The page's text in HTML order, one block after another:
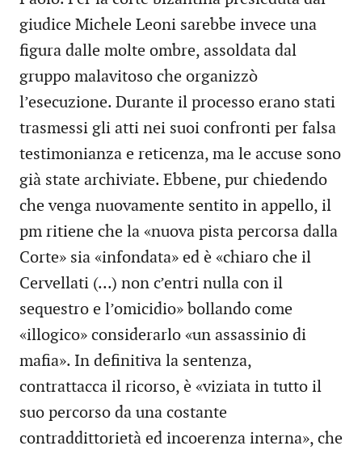
giudice Michele Leoni sarebbe invece una
figura dalle molte ombre, assoldata dal
gruppo malavitoso che organizzò
l’esecuzione. Durante il processo erano stati
trasmessi gli atti nei suoi confronti per falsa
testimonianza e reticenza, ma le accuse sono
già state archiviate. Ebbene, pur chiedendo
che venga nuovamente sentito in appello, il
pm ritiene che la «nuova pista percorsa dalla
Corte» sia «infondata» ed è «chiaro che il
Cervellati (...) non c’entri nulla con il
sequestro e l’omicidio» bollando come
«illogico» considerarlo «un assassinio di
mafia». In definitiva la sentenza,
contrattacca il ricorso, è «viziata in tutto il
suo percorso da una costante
contraddittorietà ed incoerenza interna», che